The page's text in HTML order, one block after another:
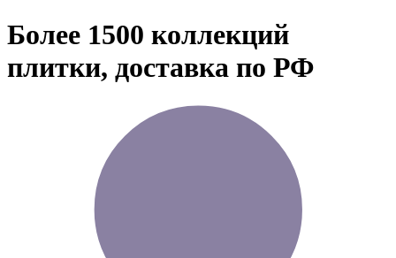
Более 1500 коллекций
плитки, доставка по РФ